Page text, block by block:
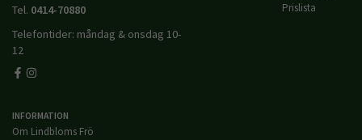
Tel. 0414-70880
Telefontider: måndag & onsdag 10-
12
Prislista
INFORMATION
Om Lindbloms Frö